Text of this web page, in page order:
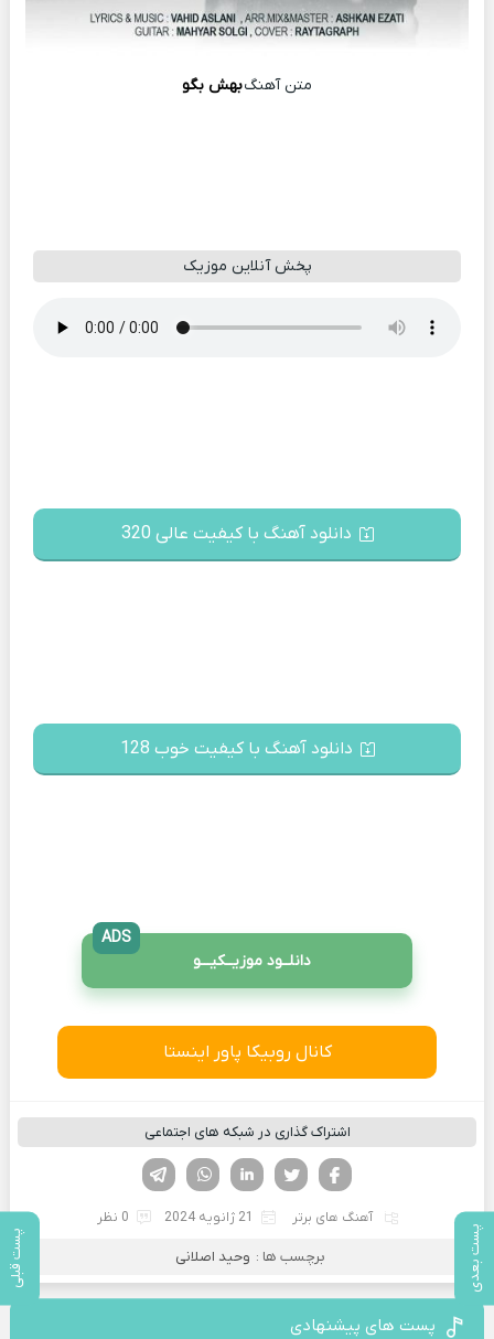
پست بعدی پست قبلی
متن آهنگبهش بگو
پخش آنلاین موزیک
دانلود آهنگ با کیفیت عالی 320
دانلود آهنگ با کیفیت خوب 128
دانلــود موزیــکیـــو
ADS
کانال روبیکا پاور اینستا
اشتراک گذاری در شبکه های اجتماعی
لینکدین تویتر
فیسوک
آهنگ های برتر 21 ژانویه 2024 0 نظر
برچسب ها : وحید اصلانی
پست های پیشنهادی